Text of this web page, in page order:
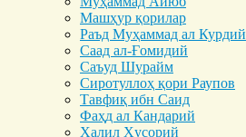
Машҳур қорилар
Раъд Муҳаммад ал Курдий
Саад ал-Ғомидий
Саъуд Шурайм
Сиротуллоҳ қори Раупов
Тавфиқ ибн Саид
Фаҳд ал Кандарий
Халил Ҳусорий